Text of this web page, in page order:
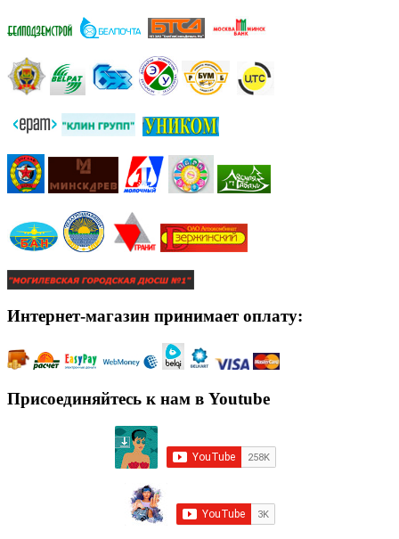
Интернет-магазин принимает оплату:
Присоединяйтесь к нам в Youtube